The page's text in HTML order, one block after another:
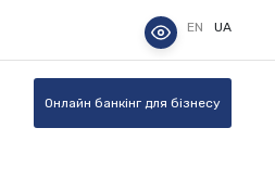
EN UA
Онлайн банкінг для бізнесу